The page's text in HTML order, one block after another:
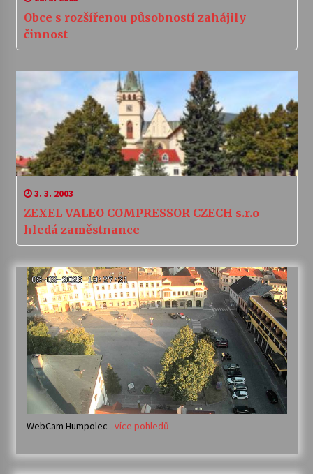
Obce s rozšířenou působností zahájily
činnost
3. 3. 2003
ZEXEL VALEO COMPRESSOR CZECH s.r.o
hledá zaměstnance
WebCam Humpolec -více pohledů